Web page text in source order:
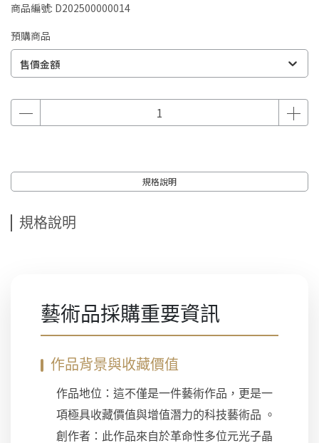
商品編號: D202500000014
預購商品
售價金額
規格說明
規格說明
藝術品採購重要資訊
作品背景與收藏價值
作品地位：這不僅是一件藝術作品，更是一
項極具收藏價值與增值潛力的科技藝術品 。
創作者：此作品來自於革命性多位元光子晶